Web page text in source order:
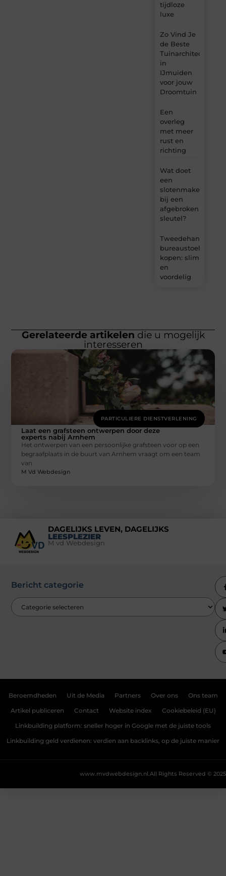
tijdloze
luxe
Zo Vind Je
de Beste
Tuinarchitect
in
IJmuiden
voor jouw
Droomtuin
Een
overleg
met meer
rust en
richting
Wat doet
een
slotenmaker
bij een
afgebroken
sleutel?
Tweedehands
bureaustoel
kopen: slim
en
voordelig
Gerelateerde artikelen die u mogelijk
interesseren
PARTICULIERE DIENSTVERLENING
Laat een grafsteen ontwerpen door deze
experts nabij Arnhem
Het ontwerpen van een persoonlijke grafsteen voor op een
begraafplaats in de buurt van Arnhem vraagt om een team
van
M Vd Webdesign
DAGELIJKS LEVEN, DAGELIJKS
LEESPLEZIER
M vd Webdesign
Bericht categorie
Beroemdheden Uit de Media Partners Over ons Ons team
Artikel publiceren Contact Website index Cookiebeleid (EU)
Linkbuilding platform: sneller hoger in Google met de juiste tools
Linkbuilding geld verdienen: verdien aan backlinks, op de juiste manier
All Rights Reserved © 2025
www.mvdwebdesign.nl.